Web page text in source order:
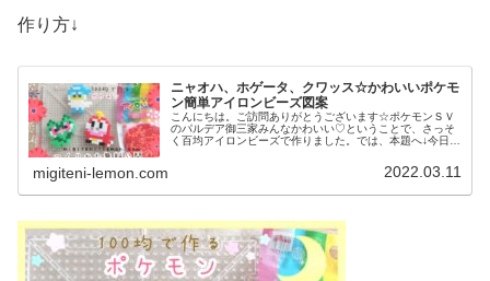
作り方↓
ニャオハ、ホゲータ、クワッス☆かわいいポケモ
ン簡単アイロンビーズ図案
こんにちは。ご訪問ありがとうございます☆ポケモンＳＶ
のパルデア御三家みんなかわいい♡ということで、さっそ
く百均アイロンビーズで作りました。では、本題へ↓今日の
migiteni-lemon.com 2022.03.11